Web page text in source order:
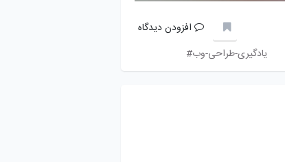
افزودن دیدگاه
یادگیری-طراحی-وب#